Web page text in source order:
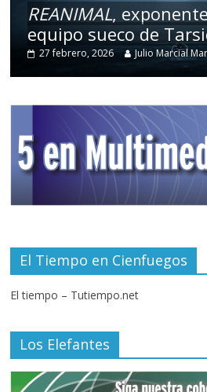
REANIMAL,
equipo sueco de
27 febrero, 2026 Julio Marcial
El Tiempo en Cienfuegos
El tiempo – Tutiempo.net
Los Elefantes